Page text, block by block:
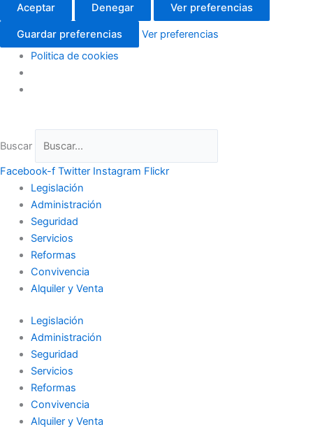
Aceptar Denegar Ver preferencias
Guardar preferencias
Ver preferencias
Politica de cookies
Buscar
Facebook-f Twitter Instagram Flickr
Legislación
Administración
Seguridad
Servicios
Reformas
Convivencia
Alquiler y Venta
Legislación
Administración
Seguridad
Servicios
Reformas
Convivencia
Alquiler y Venta